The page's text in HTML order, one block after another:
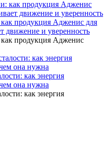
продукция Адженис для
движение и уверенность
продукция Адженис
как энергия
она нужна
как энергия